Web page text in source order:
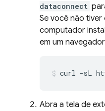
dataconnect
Se você não tiver
computador
em um
curl -sL
Abra a tela de